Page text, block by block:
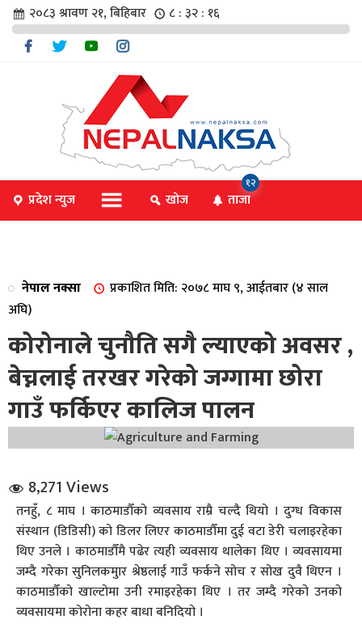
संवाद
२०८३ श्रावण २१, बिहिबार ८ : ३२ : १७
प्रदेश न्युज खोज ताजा
१२
नेपाल नक्सा
प्रकाशित मिति: २०७८ माघ ९, आईतबार (४ साल
अघि)
कोरोनाले चुनौति सगै ल्याएको अवसर ,
बेच्नलाई तरखर गरेको जग्गामा छोरा
गाउँ फर्किएर कालिज पालन
8,271 Views
तनहुँ, ८ माघ । काठमाडौँको व्यवसाय राम्रै चल्दै थियो । दुग्ध विकास
संस्थान (डिडिसी) को डिलर लिएर काठमाडौँमा दुई वटा डेरी चलाइरहेका
थिए उनले । काठमाडौँमै पढेर त्यही व्यवसाय थालेका थिए । व्यवसायमा
जम्दै गरेका सुनिलकमुार श्रेष्ठलाई गाउँ फर्कने सोच र सोख दुवै थिएन ।
काठमाडौँको खाल्टोमा उनी रमाइरहेका थिए । तर जम्दै गरेको उनको
व्यवसायमा कोरोना कहर बाधा बनिदियो ।